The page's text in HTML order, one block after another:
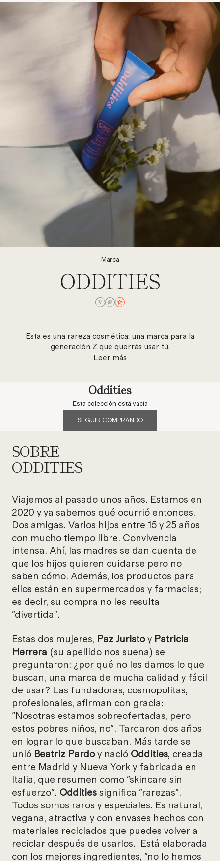
Marca
ODDITIES
Esta es una rareza cosmética: una marca para la
generación Z que querrás usar tú.
Leer más
Oddities
Esta colección está vacía
SEGUIR COMPRANDO
SOBRE
ODDITIES
Viajemos al pasado unos años. Estamos en
2020 y ya sabemos qué ocurrió entonces.
Dos amigas. Varios hijos entre 15 y 25 años
con mucho tiempo libre. Convivencia
intensa. Ahí, las madres se dan cuenta de
que los hijos quieren cuidarse pero no
saben cómo. Además, los productos para
ellos están en supermercados y farmacias;
es decir, su compra no les resulta
"divertida".
Estas dos mujeres, Paz Juristoy Patricia
Herrera (su apellido nos suena) se
preguntaron: ¿por qué no les damos lo que
buscan, una marca de mucha calidad y fácil
de usar? Las fundadoras, cosmopolitas,
profesionales, afirman con gracia:
"Nosotras estamos sobreofertadas, pero
estos pobres niños, no". Tardaron dos años
en lograr lo que buscaban. Más tarde se
unió Beatriz Pardoy nació Oddities, creada
entre Madrid y Nueva York y fabricada en
Italia, que resumen como "skincare sin
esfuerzo". Oddities significa "rarezas".
Todos somos raros y especiales. Es natural,
vegana, atractiva y con envases hechos con
materiales reciclados que puedes volver a
reciclar después de usarlos. Está elaborada
con los mejores ingredientes, "no lo hemos